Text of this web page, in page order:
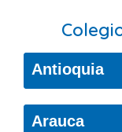
Antioquia
Bello
Arauca